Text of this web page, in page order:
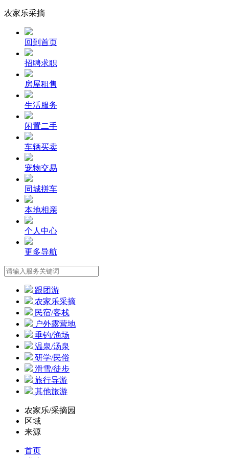
农家乐采摘
回到首页
招聘求职
房屋租售
生活服务
闲置二手
车辆买卖
宠物交易
同城拼车
本地相亲
个人中心
更多导航
跟团游
农家乐采摘
民宿/客栈
户外露营地
垂钓/渔场
温泉/汤泉
研学/民俗
滑雪/徒步
旅行导游
其他旅游
农家乐/采摘园
区域
来源
首页